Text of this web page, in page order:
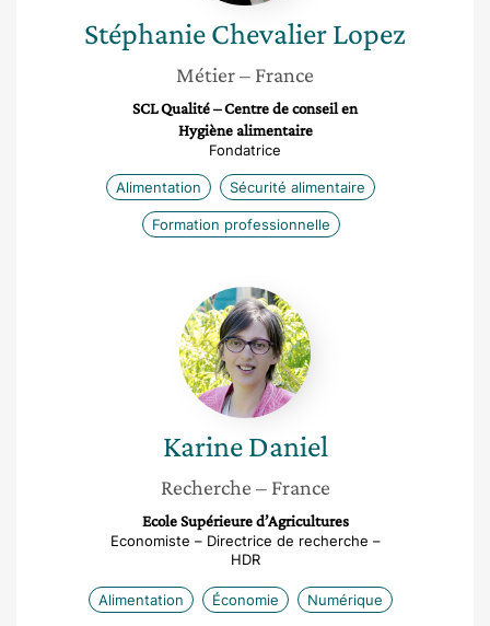
StéphanieChevalier Lopez
Métier– France
SCL Qualité – Centre de conseil en
Hygiène alimentaire
Fondatrice
Alimentation Sécurité alimentaire
Formation professionnelle
Karine
Daniel
Karine Daniel
Recherche – France
Ecole Supérieure d’Agricultures
Economiste – Directrice de recherche –
HDR
Alimentation Économie Numérique